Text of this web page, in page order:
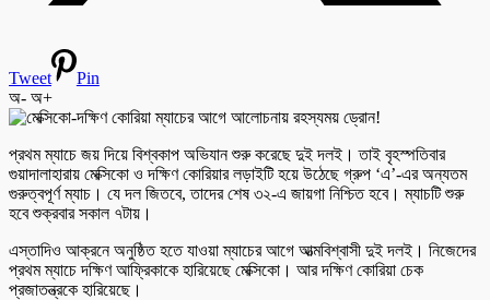
Tweet
Pin
অ- অ+
প্রথম ম্যাচে জয় দিয়ে বিশ্বকাপ অভিযান শুরু করেছে দুই দলই। তাই বৃহস্পতিবার
গুয়াদালাহারায় মেক্সিকো ও দক্ষিণ কোরিয়ার লড়াইটি হয়ে উঠেছে গ্রুপ ‘এ’-এর অন্যতম
গুরুত্বপূর্ণ ম্যাচ। যে দল জিতবে, তাদের শেষ ৩২-এ জায়গা নিশ্চিত হবে। ম্যাচটি শুরু
হবে শুক্রবার সকাল ৭টায়।
এস্তাদিও আক্রনে অনুষ্ঠিত হতে যাওয়া ম্যাচের আগে আত্মবিশ্বাসী দুই দলই। নিজেদের
প্রথম ম্যাচে দক্ষিণ আফ্রিকাকে হারিয়েছে মেক্সিকো। আর দক্ষিণ কোরিয়া চেক
প্রজাতন্ত্রকে হারিয়েছে।